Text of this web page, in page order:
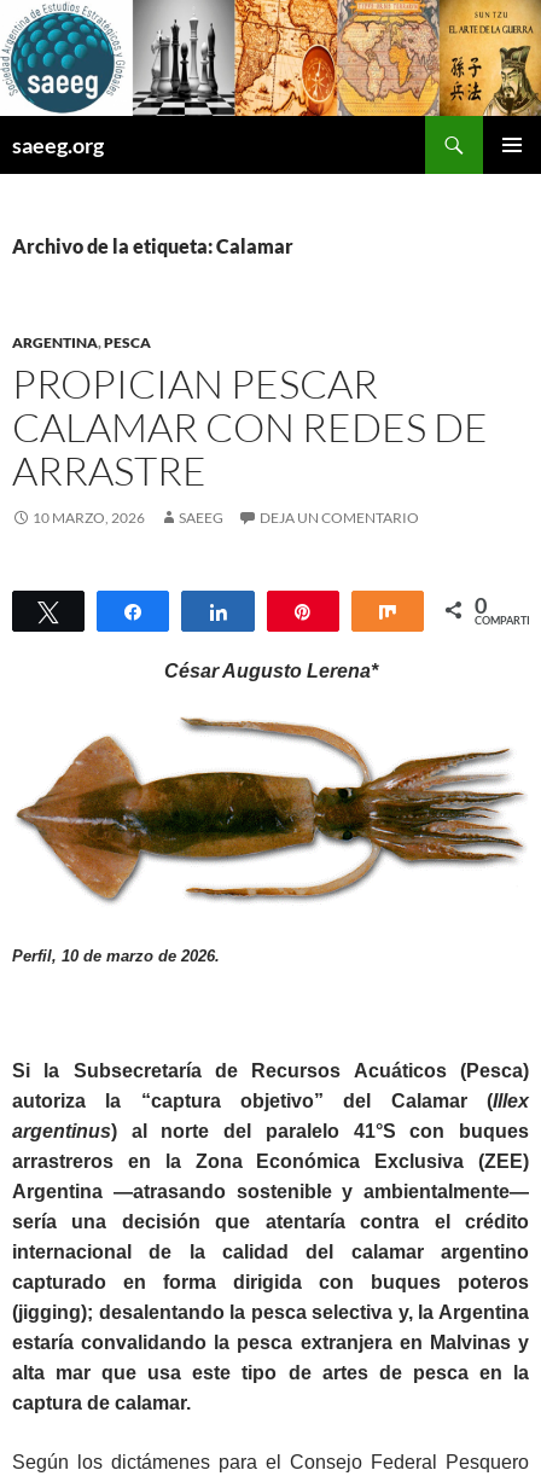
Saltar
al
contenido
saeeg.org
Archivo de la etiqueta: Calamar
ARGENTINA,PESCA
PROPICIAN PESCAR
CALAMAR CON REDES DE
ARRASTRE
10 MARZO, 2026 SAEEG DEJA UN COMENTARIO
Twittear Compartir Compartir Compartir
0
COMPARTIR
César Augusto Lerena*
Perfil, 10 de marzo de 2026.
Si la Subsecretaría de Recursos Acuáticos (Pesca)
autoriza la “captura objetivo” del Calamar (Illex
argentinus) al norte del paralelo 41°S con buques
arrastreros en la Zona Económica Exclusiva (ZEE)
Argentina ―atrasando sostenible y ambientalmente―
sería una decisión que atentaría contra el crédito
internacional de la calidad del calamar argentino
capturado en forma dirigida con buques poteros
(jigging); desalentando la pesca selectiva y, la Argentina
estaría convalidando la pesca extranjera en Malvinas y
alta mar que usa este tipo de artes de pesca en la
captura de calamar.
Según los dictámenes para el Consejo Federal Pesquero